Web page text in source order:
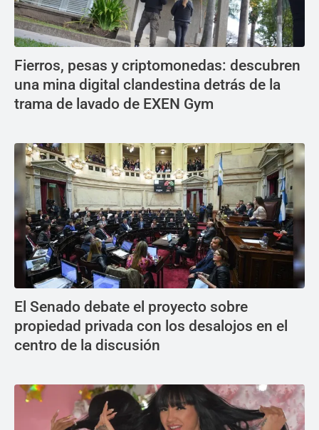
Fierros, pesas y criptomonedas: descubren
una mina digital clandestina detrás de la
trama de lavado de EXEN Gym
El Senado debate el proyecto sobre
propiedad privada con los desalojos en el
centro de la discusión